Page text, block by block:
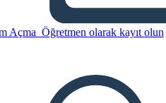
Açma Öğretmen olarak kayıt olun
dei Popoli
Nord America
kopyala